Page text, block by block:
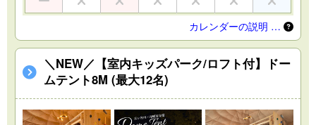
カレンダーの説明 …
＼NEW／【室内キッズパーク/ロフト付】ドー
ムテント8M (最大12名)